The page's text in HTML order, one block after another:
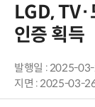
LGD,
인증 획득
발행일 : 2025-
지면 :2025-03-